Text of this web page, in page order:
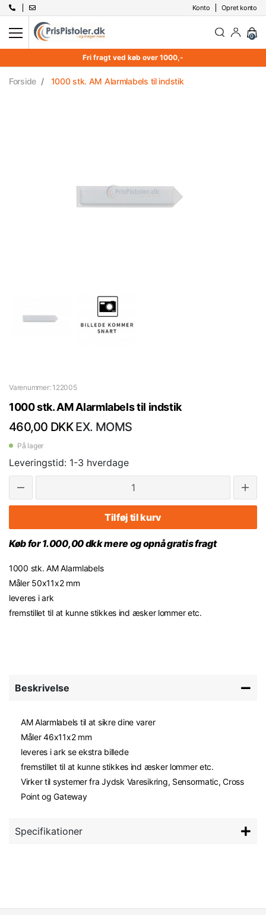
Konto Opret konto
0
Fri fragt ved køb over 1000,-
Forside 1000 stk. AM Alarmlabels til indstik
Varenummer: 122005
1000 stk. AM Alarmlabels til indstik
460,00 DKK EX. MOMS
På lager
Leveringstid: 1-3 hverdage
Tilføj til kurv
Køb for 1.000,00 dkk mere og opnå gratis fragt
1000 stk. AM Alarmlabels
Måler 50x11x2 mm
leveres i ark
fremstillet til at kunne stikkes ind æsker lommer etc.
Beskrivelse
AM Alarmlabels til at sikre dine varer
Måler 46x11x2 mm
leveres i ark se ekstra billede
fremstillet til at kunne stikkes ind æsker lommer etc.
Virker til systemer fra Jydsk Varesikring, Sensormatic, Cross
Point og Gateway
Specifikationer